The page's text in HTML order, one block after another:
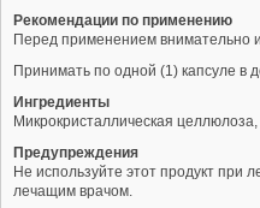
Рекомендации по применению
Перед применением внимательно
Принимать по одной (1) капсуле в
Ингредиенты
Микрокристаллическая
Предупреждения
Не используйте этот продукт
лечащим врачом.